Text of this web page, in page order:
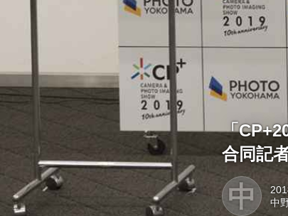
「
合同記
中
中